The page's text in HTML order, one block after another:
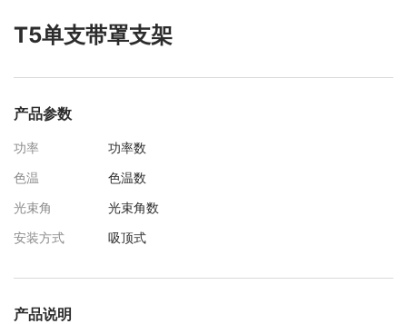
T5单支带罩支架
产品参数
功率
功率数
色温
色温数
光束角
光束角数
安装方式
吸顶式
产品说明